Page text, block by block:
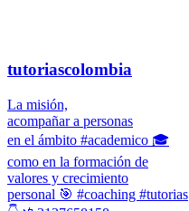
tutoriascolombia
La misión,
acompañar a personas
en el ámbito #academico 🎓
como en la formación de
valores y crecimiento
personal 🎯 #coaching #tutorias